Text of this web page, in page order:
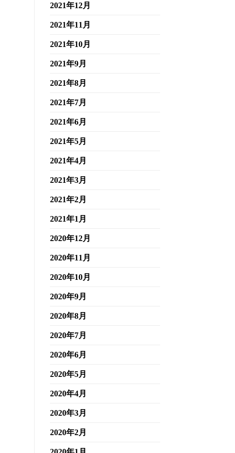
2021年12月
2021年11月
2021年10月
2021年9月
2021年8月
2021年7月
2021年6月
2021年5月
2021年4月
2021年3月
2021年2月
2021年1月
2020年12月
2020年11月
2020年10月
2020年9月
2020年8月
2020年7月
2020年6月
2020年5月
2020年4月
2020年3月
2020年2月